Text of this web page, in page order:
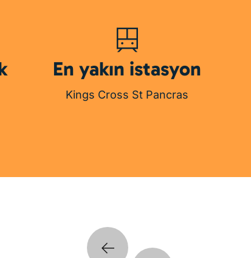
En yakın istasyon
Kings Cross St Pancras